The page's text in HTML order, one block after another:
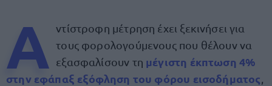
Α ντίστροφη μέτρηση έχει ξεκινήσει για
τους φορολογούμενους που θέλουν να
εξασφαλίσουν τη μέγιστη έκπτωση 4%
στην εφάπαξ εξόφληση του φόρου εισοδήματος